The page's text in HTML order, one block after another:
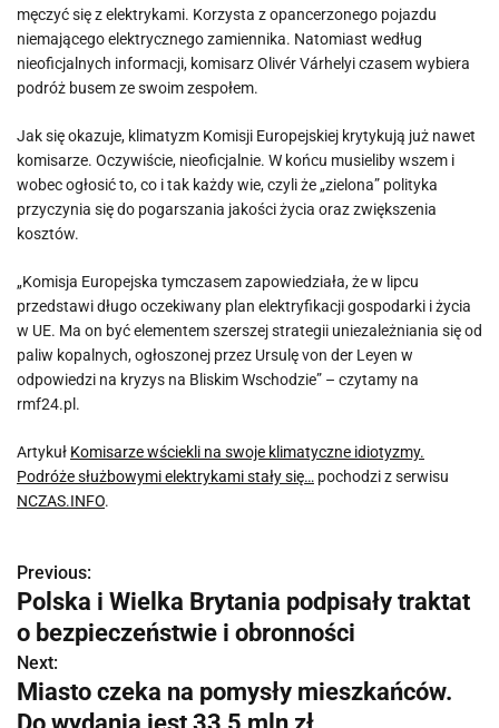
męczyć się z elektrykami. Korzysta z opancerzonego pojazdu
niemającego elektrycznego zamiennika. Natomiast według
nieoficjalnych informacji, komisarz Olivér Várhelyi czasem wybiera
podróż busem ze swoim zespołem.
Jak się okazuje, klimatyzm Komisji Europejskiej krytykują już nawet
komisarze. Oczywiście, nieoficjalnie. W końcu musieliby wszem i
wobec ogłosić to, co i tak każdy wie, czyli że „zielona” polityka
przyczynia się do pogarszania jakości życia oraz zwiększenia
kosztów.
„Komisja Europejska tymczasem zapowiedziała, że w lipcu
przedstawi długo oczekiwany plan elektryfikacji gospodarki i życia
w UE. Ma on być elementem szerszej strategii uniezależniania się od
paliw kopalnych, ogłoszonej przez Ursulę von der Leyen w
odpowiedzi na kryzys na Bliskim Wschodzie” – czytamy na
rmf24.pl.
Artykuł Komisarze wściekli na swoje klimatyczne idiotyzmy.
Podróże służbowymi elektrykami stały się… pochodzi z serwisu
NCZAS.INFO.
N
a
w
i
Previous:
Polska i Wielka Brytania podpisały traktat
o bezpieczeństwie i obronności
Next:
Miasto czeka na pomysły mieszkańców.